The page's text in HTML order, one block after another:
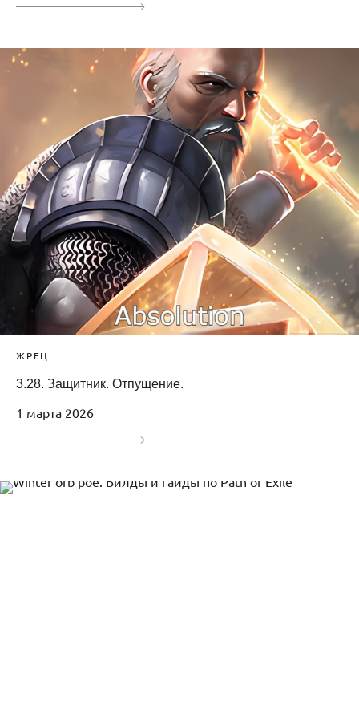
ЖРЕЦ
3.28. Защитник. Отпущение.
1 марта 2026